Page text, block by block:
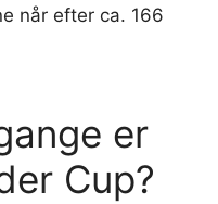
når efter ca. 166
er
Cup?